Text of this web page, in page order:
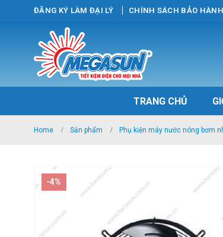
ĐĂNG KÝ LÀM ĐẠI LÝ CHÍNH SÁCH BẢO HÀNH
TRANG CHỦ
Home Sản phẩm Phụ kiện máy nước nóng bơm
-4%